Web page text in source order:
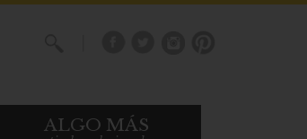
ALGO MÁS